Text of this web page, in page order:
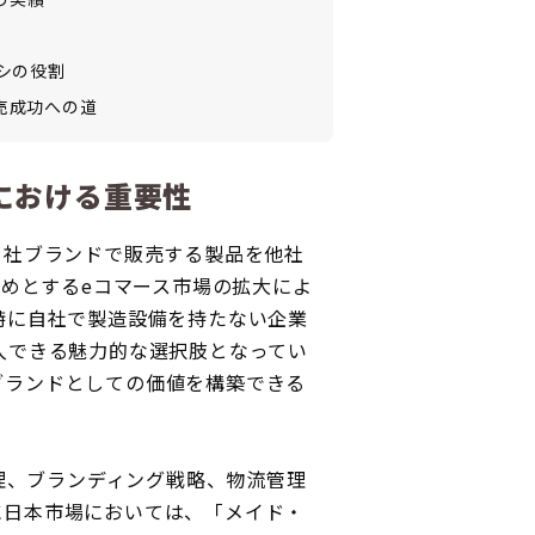
の役割
成功への道
ける重要性
ブランドで販売する製品を他社
とするeコマース市場の拡大によ
自社で製造設備を持たない企業
きる魅力的な選択肢となってい
ンドとしての価値を構築できる
ブランディング戦略、物流管理
本市場においては、「メイド・